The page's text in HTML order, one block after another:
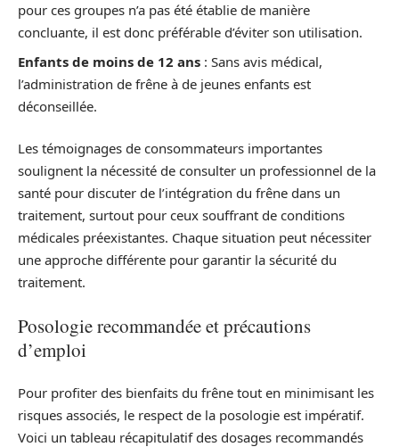
pour ces groupes n’a pas été établie de manière
concluante, il est donc préférable d’éviter son utilisation.
Enfants de moins de 12 ans : Sans avis médical,
l’administration de frêne à de jeunes enfants est
déconseillée.
Les témoignages de consommateurs importantes
soulignent la nécessité de consulter un professionnel de la
santé pour discuter de l’intégration du frêne dans un
traitement, surtout pour ceux souffrant de conditions
médicales préexistantes. Chaque situation peut nécessiter
une approche différente pour garantir la sécurité du
traitement.
Posologie recommandée et précautions
d’emploi
Pour profiter des bienfaits du frêne tout en minimisant les
risques associés, le respect de la posologie est impératif.
Voici un tableau récapitulatif des dosages recommandés